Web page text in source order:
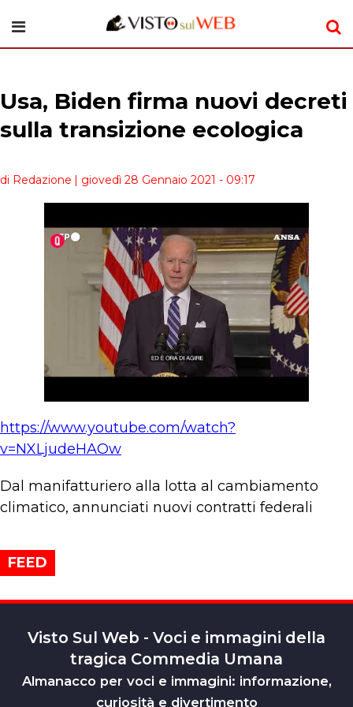
Usa, Biden firma nuovi decreti
sulla transizione ecologica
di Redazione | giovedì 28 Gennaio 2021 - 09:17
https://www.youtube.com/watch?
v=NXLjudeHAOw
Dal manifatturiero alla lotta al cambiamento
climatico, annunciati nuovi contratti federali
FEED
Visto Sul Web - Voci e immagini della
tragica Commedia Umana
Almanacco per voci e immagini: informazione,
curiosità e divertimento